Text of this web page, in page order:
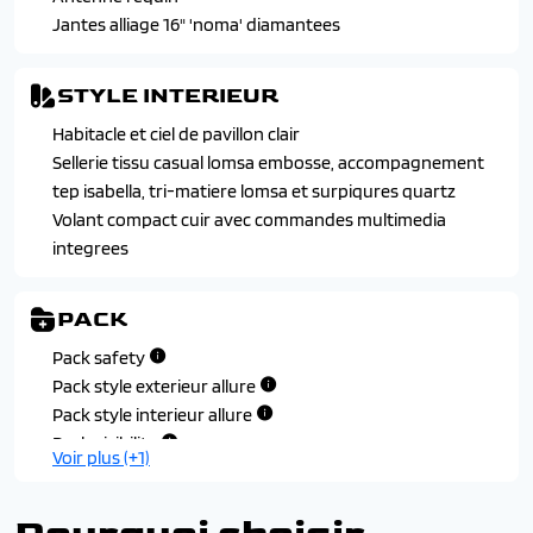
Jantes alliage 16" 'noma' diamantees
STYLE INTERIEUR
Habitacle et ciel de pavillon clair
Sellerie tissu casual lomsa embosse, accompagnement
tep isabella, tri-matiere lomsa et surpiqures quartz
Volant compact cuir avec commandes multimedia
integrees
PACK
Pack safety
Pack style exterieur allure
Pack style interieur allure
Pack visibilite
Voir plus (+1)